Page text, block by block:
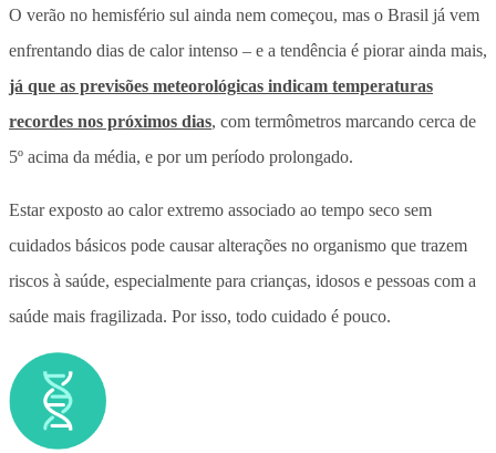
O verão no hemisfério sul ainda nem começou, mas o Brasil já vem
enfrentando dias de calor intenso – e a tendência é piorar ainda mais,
já que as previsões meteorológicas indicam temperaturas
recordes nos próximos dias, com termômetros marcando cerca de
5º acima da média, e por um período prolongado.
Estar exposto ao calor extremo associado ao tempo seco sem
cuidados básicos pode causar alterações no organismo que trazem
riscos à saúde, especialmente para crianças, idosos e pessoas com a
saúde mais fragilizada. Por isso, todo cuidado é pouco.